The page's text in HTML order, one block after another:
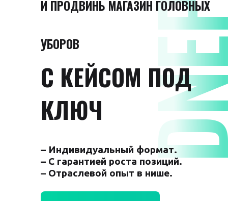
И ПРОДВИНЬ МАГАЗИН ГОЛОВНЫХ
УБОРОВ
С КЕЙСОМ ПОД
КЛЮЧ
– Индивидуальный формат.
– С гарантией роста позиций.
– Отраслевой опыт в нише.